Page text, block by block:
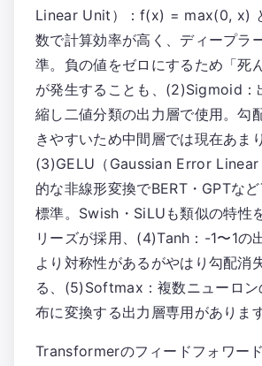
Linear Unit）：f(x) = max(0, x)
数で計算効率が高く、ディープラ
準。負の値をゼロにするため「死
が発生することも、(2)Sigmoid：
縮し二値分類の出力層で使用。勾
きやすいため中間層では現在あま
(3)GELU（Gaussian Error
的な非線形変換でBERT・GPTな
標準。Swish・SiLUも類似の特性
リーズが採用、(4)Tanh：-1〜1の
より対称性があるがやはり勾配消
る、(5)Softmax：複数ニューロン
布に変換する出力層専用があります
Transformerのフィードフォワー